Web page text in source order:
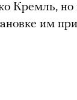
Кремль, но
им